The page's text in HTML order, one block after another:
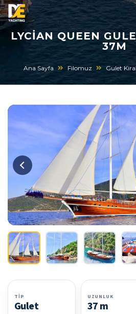
LYCIAN QUEEN
37M
Ana Sayfa Filomuz Gulet
TIP
Gulet
UZUNLUK
37 m